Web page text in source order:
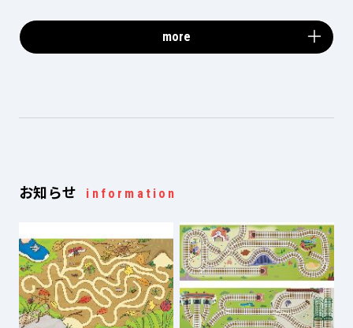
more
お知らせ information